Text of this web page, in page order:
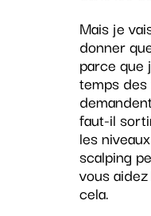
Mais je
donner
parce que
temps
faut-il
les
scalping
vous
cela.